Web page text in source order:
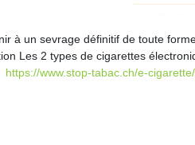
à un sevrage définitif de toute
Les 2 types de cigarettes
https://www.stop-tabac.ch/e-